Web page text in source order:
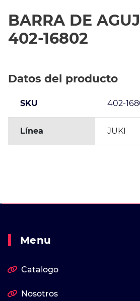
BARRA DE
402-16802
Datos del producto
SKU 402-
Línea JUKI
Menu
Catalogo
Nosotros